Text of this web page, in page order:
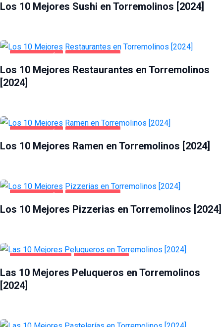
Los 10 Mejores Sushi en Torremolinos [2024]
Los 10 Mejores Restaurantes en Torremolinos
[2024]
Los 10 Mejores Ramen en Torremolinos [2024]
Los 10 Mejores Pizzerias en Torremolinos [2024]
Las 10 Mejores Peluqueros en Torremolinos
[2024]